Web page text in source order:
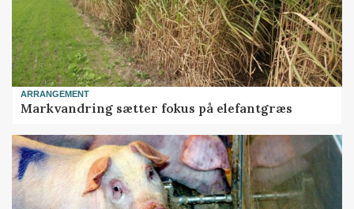
ARRANGEMENT
Markvandring sætter fokus på elefantgræs